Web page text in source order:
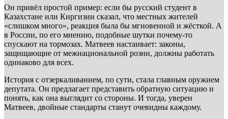
Он привёл простой пример: если бы русский студент в
Казахстане или Киргизии сказал, что местных жителей
«слишком много», реакция была бы мгновенной и жёсткой. А
в России, по его мнению, подобные шутки почему-то
спускают на тормозах. Матвеев настаивает: законы,
защищающие от межнациональной розни, должны работать
одинаково для всех.
История с отзеркаливанием, по сути, стала главным оружием
депутата. Он предлагает представить обратную ситуацию и
понять, как она выглядит со стороны. И тогда, уверен
Матвеев, двойные стандарты станут очевидны каждому.